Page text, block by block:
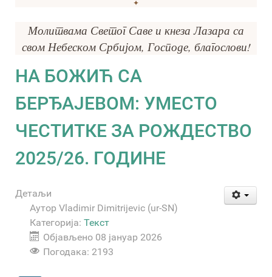
✦
Молитвама Светог Саве и кнеза Лазара са
свом Небеском Србијом, Господе, благослови!
НА БОЖИЋ СА
БЕРЂАЈЕВОМ: УМЕСТО
ЧЕСТИТКЕ ЗА РОЖДЕСТВО
2025/26. ГОДИНЕ
Детаљи
Аутор Vladimir Dimitrijevic (ur-SN)
Категорија: Текст
Објављено 08 јануар 2026
Погодака: 2193